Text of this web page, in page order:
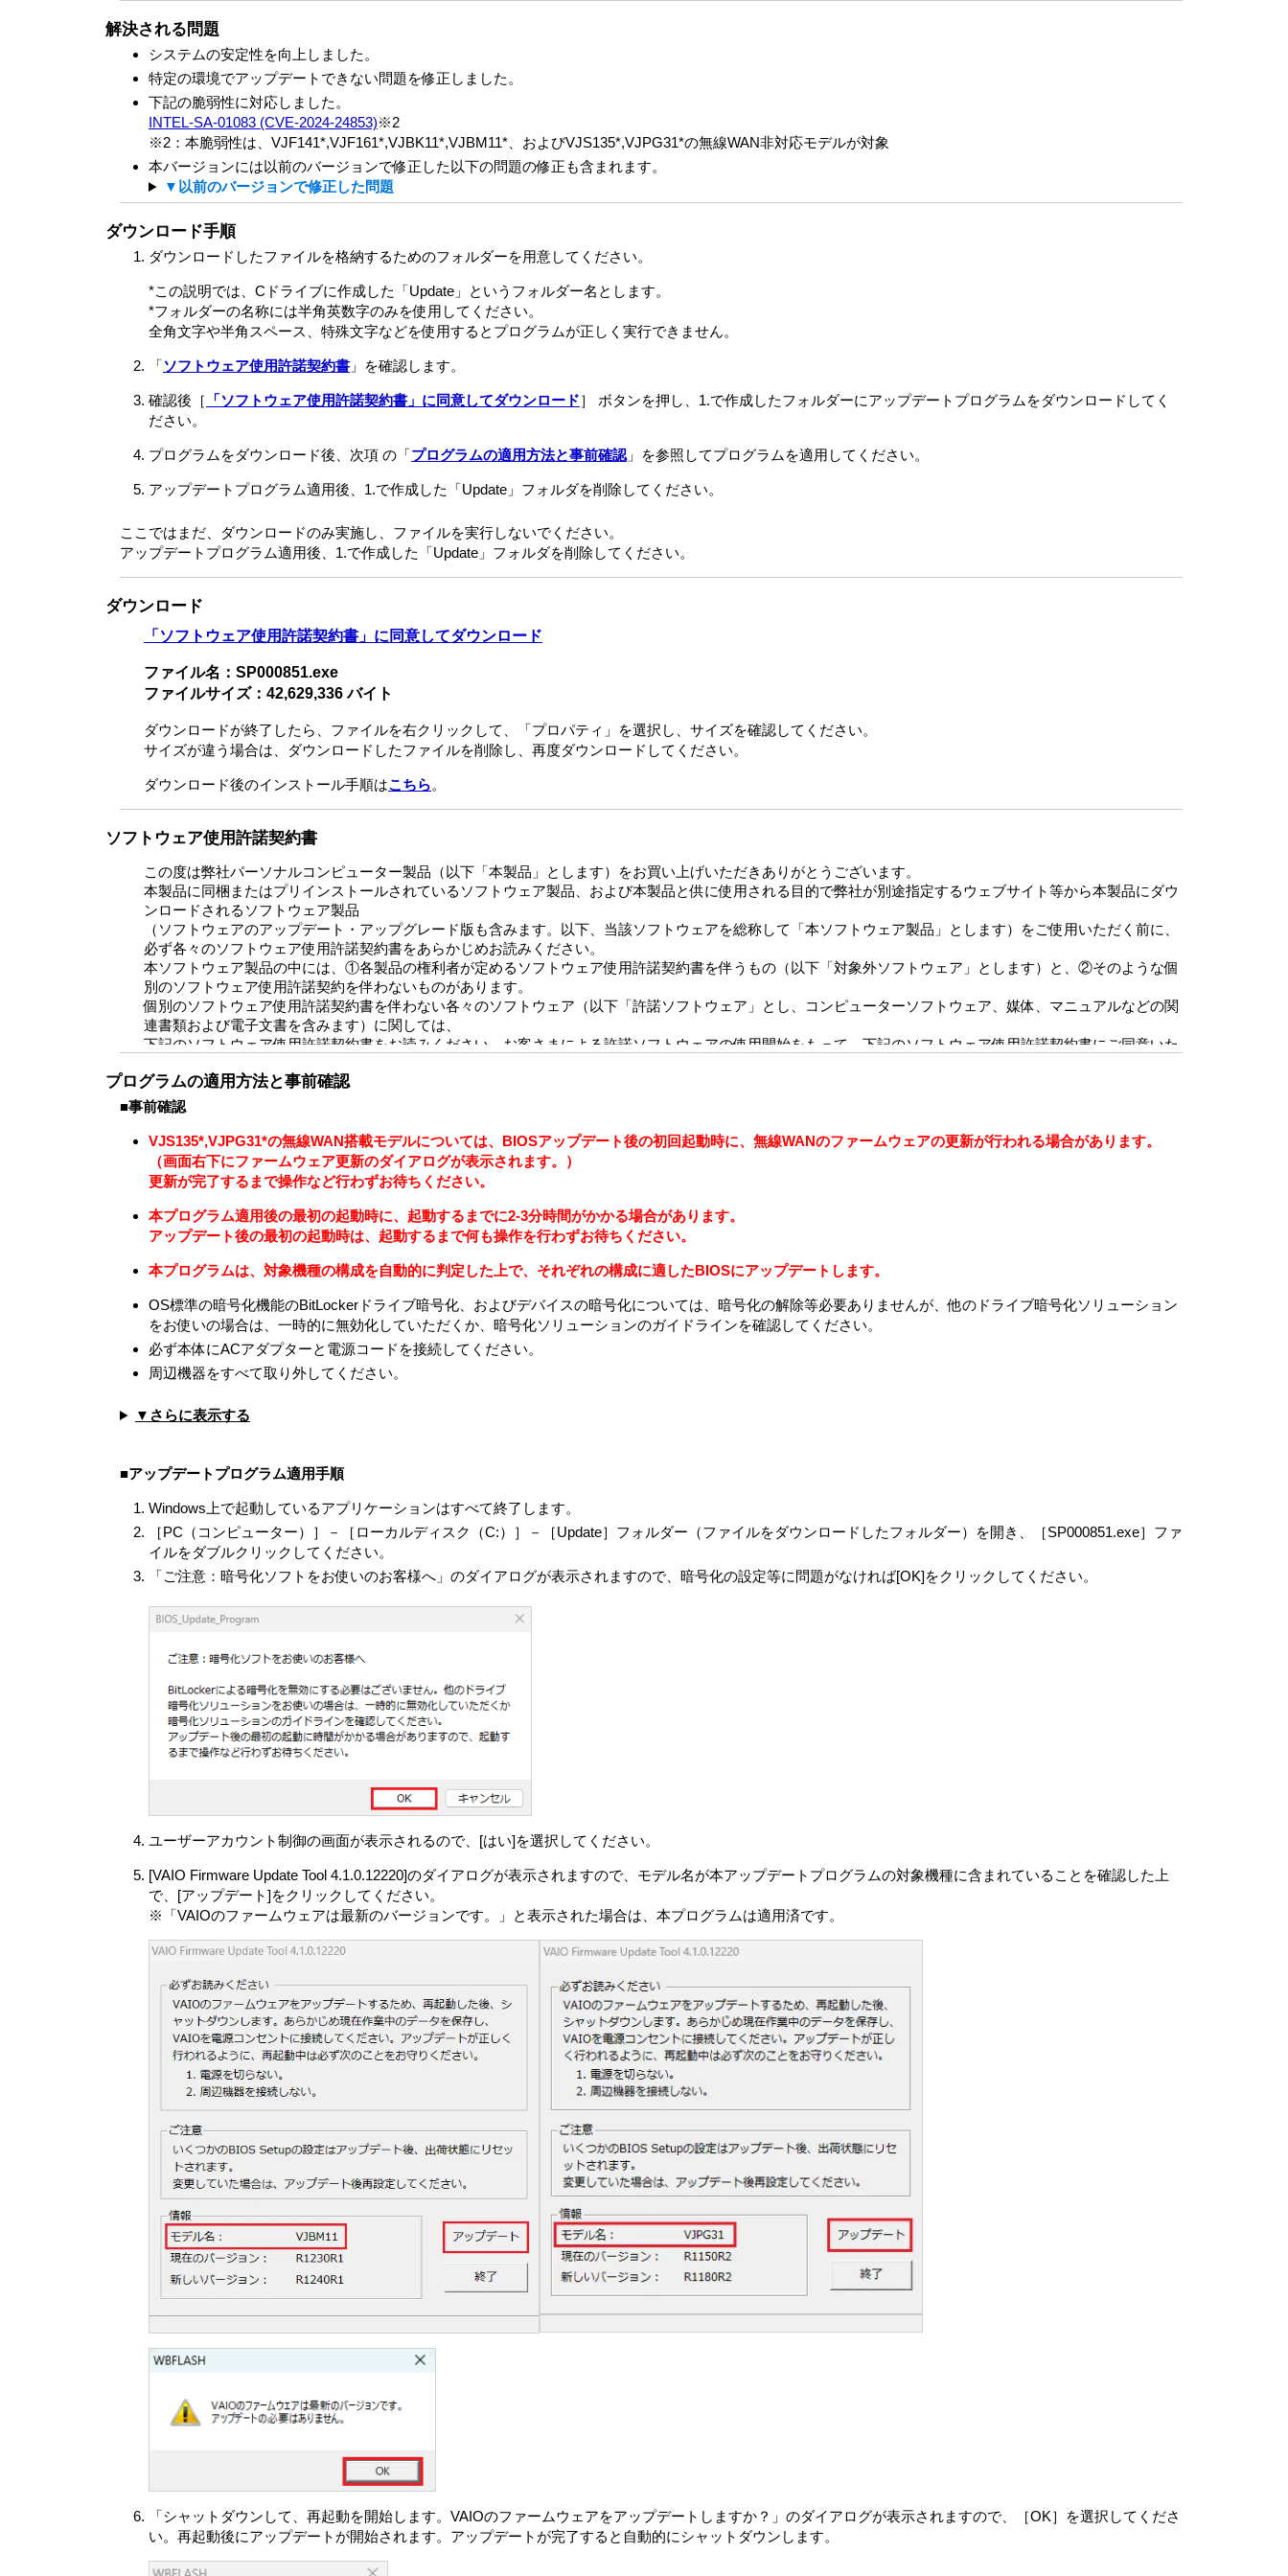
解決される問題
システムの安定性を向上しました。
特定の環境でアップデートできない問題を修正しました。
下記の脆弱性に対応しました。
INTEL-SA-01083 (CVE-2024-24853)※2
※2：本脆弱性は、VJF141*,VJF161*,VJBK11*,VJBM11*、およびVJS135*,VJPG31*の無線WAN非対応モデルが対象
本バージョンには以前のバージョンで修正した以下の問題の修正も含まれます。
▼以前のバージョンで修正した問題
ダウンロード手順
ダウンロードしたファイルを格納するためのフォルダーを用意してください。
*この説明では、Cドライブに作成した「Update」というフォルダー名とします。
*フォルダーの名称には半角英数字のみを使用してください。
全角文字や半角スペース、特殊文字などを使用するとプログラムが正しく実行できません。
「ソフトウェア使用許諾契約書 」を確認します。
確認後［ 「ソフトウェア使用許諾契約書」に同意してダウンロード］ ボタンを押し、1.で作成したフォルダーにアップデートプログラムをダウンロードしてく
ださい。
プログラムをダウンロード後、次項 の「プログラムの適用方法と事前確認 」を参照してプログラムを適用してください。
アップデートプログラム適用後、1.で作成した「Update」フォルダを削除してください。
ここではまだ、ダウンロードのみ実施し、ファイルを実行しないでください。
アップデートプログラム適用後、1.で作成した「Update」フォルダを削除してください。
ダウンロード
「ソフトウェア使用許諾契約書」に同意してダウンロード
ファイル名：SP000851.exe
ファイルサイズ：42,629,336 バイト
ダウンロードが終了したら、ファイルを右クリックして、「プロパティ」を選択し、サイズを確認してください。
サイズが違う場合は、ダウンロードしたファイルを削除し、再度ダウンロードしてください。
ダウンロード後のインストール手順はこちら。
ソフトウェア使用許諾契約書
この度は弊社パーソナルコンピューター製品（以下「本製品」とします）をお買い上げいただきありがとうございます。
本製品に同梱またはプリインストールされているソフトウェア製品、および本製品と供に使用される目的で弊社が別途指定するウェブサイト等から本製品にダウ
ンロードされるソフトウェア製品
（ソフトウェアのアップデート・アップグレード版も含みます。以下、当該ソフトウェアを総称して「本ソフトウェア製品」とします）をご使用いただく前に、
必ず各々のソフトウェア使用許諾契約書をあらかじめお読みください。
本ソフトウェア製品の中には、①各製品の権利者が定めるソフトウェア使用許諾契約書を伴うもの（以下「対象外ソフトウェア」とします）と、②そのような個
別のソフトウェア使用許諾契約を伴わないものがあります。
個別のソフトウェア使用許諾契約書を伴わない各々のソフトウェア（以下「許諾ソフトウェア」とし、コンピューターソフトウェア、媒体、マニュアルなどの関
連書類および電子文書を含みます）に関しては、
下記のソフトウェア使用許諾契約書をお読みください。お客さまによる許諾ソフトウェアの使用開始をもって、下記のソフトウェア使用許諾契約書にご同意いた
本契約は、お客さま（以下「お客さま」とします）とVAIO株式会社（以下「VAIO」とします）との間での許諾ソフトウェアの使用権の許諾に関する条件を定め
第1条 （総則）
許諾ソフトウェアは、日本国内外の著作権法並びに著作者の権利およびこれに隣接する権利に関する諸条約その他知的財産権に関する法令によって保護されてい
転いたしません。
VAIOは、許諾ソフトウェアの非独占的な使用権をお客さまに許諾します。
本契約によって生ずる許諾ソフトウェアの使用権とは、本製品においてのみ、お客さまが許諾ソフトウェア1部を使用する権利をいいます。
本契約に別途の定めのある場合を除き、お客さまは、許諾ソフトウェアの全部または一部を複製、複写したり、これに対する修正、追加等の改変をすること
ができません。本製品に同梱されているシステムリカバリーメディア、アプリケーションリカバリーメディアまたは、お客さまが作成したシステムリカバリ
ーメディア（以下併せてリカバリーメディアとします）は、本製品に同梱されお客さまがインストールした、または本製品にプリインストールされていた許
諾ソフトウェアが何らかの理由で使用不能となった場合に、本製品から当該許諾ソフトウェアを削除のうえ、許諾ソフトウェアを本製品に再インストールす
第3条 （オープンソース）
なる定めの適用を受けるソフトウェア（対象となるソフトウェアおよびその派生物をソースコードの形式で開示または頒布する義務、対象となるソフトウェ
アを任意の第三者に対して自由に使用許諾させる義務等を含むがこれに限られない。また、これにはGNU General Public License (GPL) やGNU
Lesser/Library General Public License (LGPL) に基づいてライセンスされているソフトウェアを含むがこれに限らない。）（以下「オープンソースソフトウ
ェア」とします）が含まれることがあります。
VAIOが開示するオープンソースソフトウェアのソースコードは、
オープンソースソフトウェアには、それぞれのオープンソースソフトウェアについて指定されているライセンス条件が適用されます。
お客さまは、許諾ソフトウェアに関しリバースエンジニアリング、逆アセンブル、逆コンパイル等のソースコード解析作業を行ってはならないものとしま
各許諾ソフトウェアはそれぞれ1つの製品として、本製品における使用を条件に許諾されています。お客さまは、別途VAIOが付属ドキュメント等で定める場
合を除き、許諾ソフトウェアの一部またはその構成部分を許諾ソフトウェアから分離して使用しないものとします。
お客さまは、許諾ソフトウェアを用いて、VAIOまたは第三者の著作権等の権利を侵害する行為を行ってはならないものとします。
お客さまは、許諾ソフトウェアに付されている商標または表示を取り除くこと、変更すること、または覆い隠すことはできません。
許諾ソフトウェアの使用に伴い、許諾ソフトウェアが自動的に許諾ソフトウェアで用いるためのデータファイルを作成する場合があります。この場合、当該
お客さまは、許諾ソフトウェアを再使用許諾、貸与またはリースその他の方法で第三者に使用させてはならないものとします。
お客さまは許諾ソフトウェアの複製物を保有することはできず、許諾ソフトウェアの一切（すべての構成部分、媒体、マニュアルなどの関連書類、電子文
書、リカバリーメディアおよび本契約書を含みます）を譲渡し、かつ譲受人が本契約の条項に同意することを条件とします。
第5条 （許諾ソフトウェアの権利）
許諾ソフトウェアに関する著作権等一切の権利は、VAIOまたはVAIOが本契約に基づきお客さまに対して使用許諾を行うための権利をVAIOが認めた原権利者（以
下原権利者とします）に帰属するものとし、お客さまは許諾ソフトウェアに関して本契約に基づき許諾された使用権以外の権利を有しないものとします。
第6条（許諾ソフトウェアによる本製品等に関する情報の収集）
本製品の使用開始に伴い、許諾ソフトウェアの一部が、本製品、本製品上の許諾ソフトウェア、対象外ソフトウェアおよびお客さまによるそれらの使用に関
する次の各号に揚げる情報（以下「本情報」といいます）を、収集し、VAIOに送信することがあります。VAIOは当該本情報を本条の規定に従い、使用また
は保管します。ただし、特定の許諾ソフトウェア使用時に別途条件が提示され、お客さまに同意をいただいた場合には、本情報の使用または保管はかかる別
途の条件に従います。
(ア) 自動的に生成される本製品のID番号
(ウ) 本製品、許諾ソフトウェア、または許諾対象外のソフトウェアの構成情報
(エ) 本製品、許諾ソフトウェア、または許諾対象外のソフトウェア、若しくはそれらの機能の使用状況、使用頻度情報（お客さまがどの機能を稼働状態に
したかおよび関連する統計データを含みます）
(オ) 本製品の現在地情報などの位置情報
VAIOは、本情報を下記の目的（以下「本目的」とします）のために、法律の定めに従い、保管、使用または開示できるものとします。
(ア) 本製品の機能および本製品使用時に発生するエラーまたはバグの管理
(イ) 許諾ソフトウェアのアップデート版/アップグレード版を提供するための許諾ソフトウェアの機能の管理
(ウ) VAIOまたはVAIOが認めた第三者による位置情報を利用した製品またはサービスの提供
(エ) 本製品のアップグレードに関する情報、またはVAIO、VAIOの指定する第三者によるVAIOの製品またはサービスに関する情報の提供。ただし、かかる
(オ) VAIOの製品およびサービスに関してより使いやすいソフトウェア製品の設計および開発
(カ) VAIOまたは第三者による製品およびサービスの開発・性能向上
(キ) 適用法令等の遵守
(ア) VAIOは、本目的の遂行のために、本情報を、VAIOが、本製品、許諾ソフトウェアまたは対象外ソフトウェアに関して取引を行っているまたは将来行
(イ) VAIOは、法令で要求され、または許容される範囲において、違法行為、犯罪行為その他の問題行為から、苦情、クレーム、申立を調査し、VAIOまた
は第三者の権利を守るために、本情報を保有し、利用し、警察・政府機関を含む第三者に開示することができるものとします。
本目的遂行のための業務を委託する第三者によって処理されます。それらの国においては、データ保護およびプライバシーに関する法律の保護がお客さまの
居住国の法律と同等でなく、本情報に関するお客さまの権利が制限される場合があります。VAIOは、本情報に対する不正なアクセスや漏洩を防ぐための適
切な技術的措置を講じ、体制を維持すべく合理的な努力をいたします。ただし、VAIOは、かかる措置や体制により、不正アクセスや情報漏洩が生じないこ
プログラムの適用方法と事前確認
■事前確認
VJS135*,VJPG31*の無線WAN搭載モデルについては、BIOSアップデート後の初回起動時に、無線WANのファームウェアの更新が行われる場合があります。
（画面右下にファームウェア更新のダイアログが表示されます。）
更新が完了するまで操作など行わずお待ちください。
本プログラム適用後の最初の起動時に、起動するまでに2-3分時間がかかる場合があります。
アップデート後の最初の起動時は、起動するまで何も操作を行わずお待ちください。
本プログラムは、対象機種の構成を自動的に判定した上で、それぞれの構成に適したBIOSにアップデートします。
OS標準の暗号化機能のBitLockerドライブ暗号化、およびデバイスの暗号化については、暗号化の解除等必要ありませんが、他のドライブ暗号化ソリューション
をお使いの場合は、一時的に無効化していただくか、暗号化ソリューションのガイドラインを確認してください。
必ず本体にACアダプターと電源コードを接続してください。
周辺機器をすべて取り外してください。
▼さらに表示する
■アップデートプログラム適用手順
Windows上で起動しているアプリケーションはすべて終了します。
［PC（コンピューター）］－［ローカルディスク（C:）］－［Update］フォルダー（ファイルをダウンロードしたフォルダー）を開き、［SP000851.exe］ファ
イルをダブルクリックしてください。
「ご注意：暗号化ソフトをお使いのお客様へ」のダイアログが表示されますので、暗号化の設定等に問題がなければ[OK]をクリックしてください。
ユーザーアカウント制御の画面が表示されるので、[はい]を選択してください。
[VAIO Firmware Update Tool 4.1.0.12220]のダイアログが表示されますので、モデル名が本アップデートプログラムの対象機種に含まれていることを確認した上
で、[アップデート]をクリックしてください。
※「VAIOのファームウェアは最新のバージョンです。」と表示された場合は、本プログラムは適用済です。
「シャットダウンして、再起動を開始します。VAIOのファームウェアをアップデートしますか？」のダイアログが表示されますので、［OK］を選択してくださ
い。再起動後にアップデートが開始されます。アップデートが完了すると自動的にシャットダウンします。